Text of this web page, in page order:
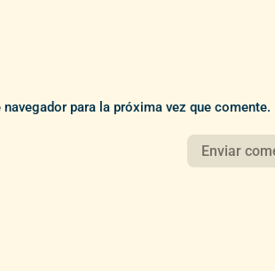
para la próxima vez que comente.